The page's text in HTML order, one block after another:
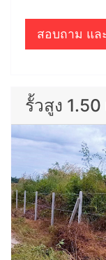
สอบถาม แล
รั้วสูง